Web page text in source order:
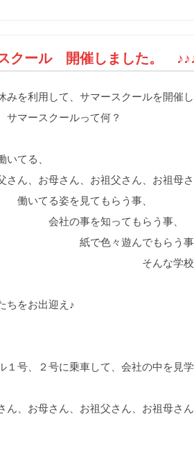
クール 開催しました。
みを利用して、サマースクールを開催し
ールって何？
いてる、
母さん、お祖父さん、お祖母さ
を見てもらう事、
を知ってもらう事、
遊んでもらう事
な学校です
ちをお出迎え♪
１号、２号に乗車して、会社の中を見学
母さん、お祖父さん、お祖母さん